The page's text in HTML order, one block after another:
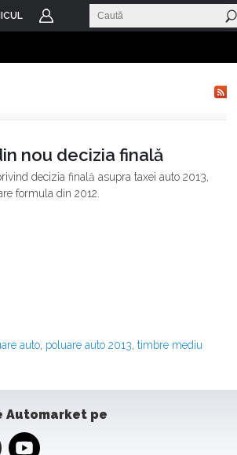
nou decizia finală
decizia finală asupra taxei auto 2013,
formula din 2012.
auto, poluare auto 2013, timbre mediu
Automarket pe